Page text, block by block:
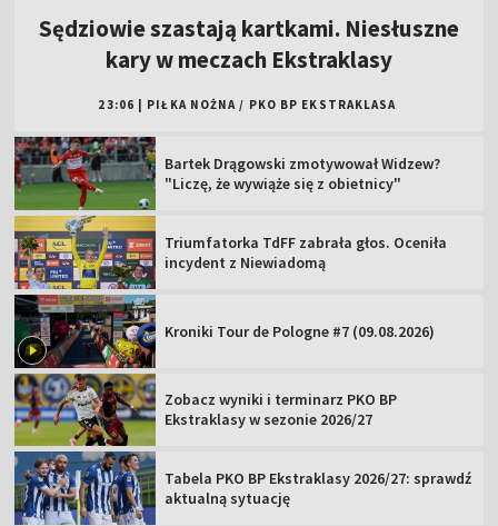
Sędziowie szastają kartkami. Niesłuszne
kary w meczach Ekstraklasy
23:06 PIŁKA NOŻNA / PKO BP EKSTRAKLASA
Bartek Drągowski zmotywował Widzew?
"Liczę, że wywiąże się z obietnicy"
Triumfatorka TdFF zabrała głos. Oceniła
incydent z Niewiadomą
Kroniki Tour de Pologne #7 (09.08.2026)
Zobacz wyniki i terminarz PKO BP
Ekstraklasy w sezonie 2026/27
Tabela PKO BP Ekstraklasy 2026/27: sprawdź
aktualną sytuację